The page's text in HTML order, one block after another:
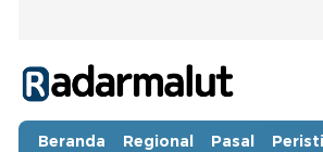
Radar Malut
Bacaan Nyindir
Beranda Regional Pasal